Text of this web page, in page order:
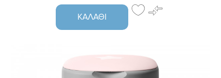
ΚΑΛΆΘΙ